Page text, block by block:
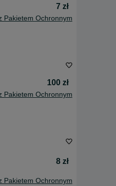
7 zł
Pakietem Ochronnym
100 zł
Pakietem Ochronnym
8 zł
Pakietem Ochronnym